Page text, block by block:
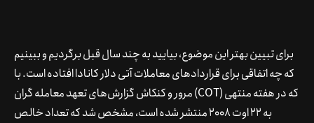
برای تبیین بهتر این موضوع، بیایید به چند سال قبل برگردیم و ببینیم
که چه اتفاقی برای قراردادهای معاملات آتی دلار کانادا افتاده است. با
مرور و کنکاش گزارش‌های تعهد معامله گران (COT) که در هفته منتهی
به 22 اوت 2008 منتشر شده است، مشخص شد که تعداد خالص